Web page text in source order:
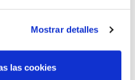
Mostrar detalles
las cookies
DE GRADO A LAS/LOS